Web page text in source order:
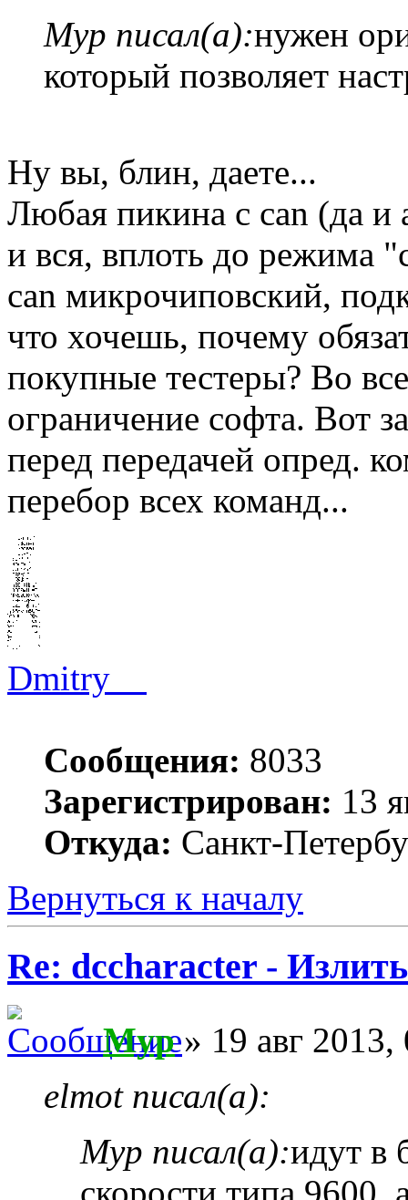
Myp писал(а):нужен
который позволяет
Ну вы, блин, даете...
Любая пикина с can (да и
и вся, вплоть до режима
can микрочиповский,
что хочешь, почему
покупные тестеры? Во
ограничение софта. Вот
перед передачей опред.
перебор всех команд...
Dmitry__
Сообщения: 8033
Зарегистрирован: 13
Откуда: Санкт-
Вернуться к началу
Re: dccharacter -
Myp» 19 авг 2013,
elmot писал(а):
Myp писал(а):идут в